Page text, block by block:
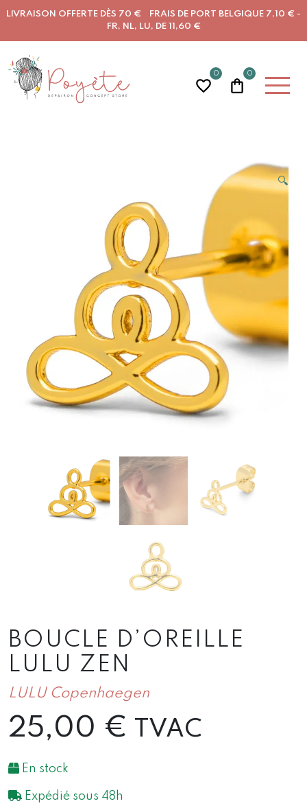
LIVRAISON OFFERTE DÈS 70 € FRAIS DE PORT BELGIQUE 7,10 € -
FR, NL, LU, DE 11,60 €
0 0
🔍
BOUCLE D’OREILLE
LULU ZEN
LULU Copenhaegen
25,00 € TVAC
En stock
Expédié sous 48h